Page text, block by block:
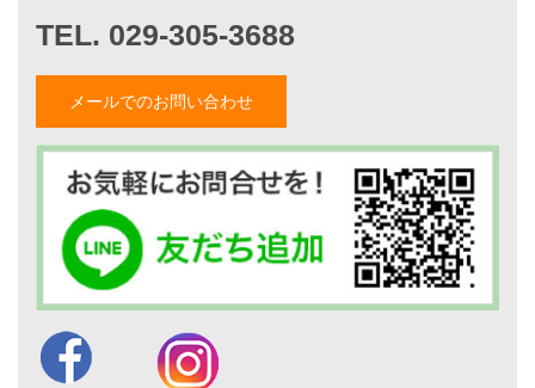
平屋をお考えの方へ
施工事例一覧
家づくりストーリー
お客様の声
家づくりへの想い
スタッフ紹介
メールでのお問い合わせ